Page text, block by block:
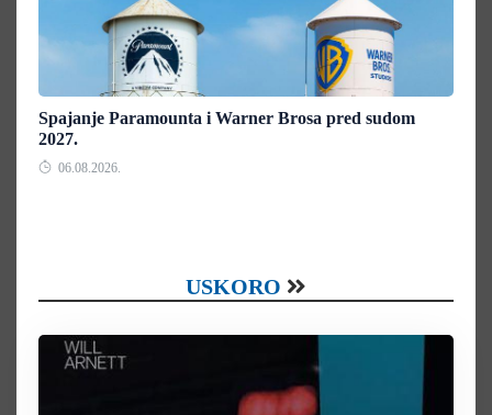
Spajanje Paramounta i Warner Brosa pred sudom
2027.
06.08.2026.
USKORO